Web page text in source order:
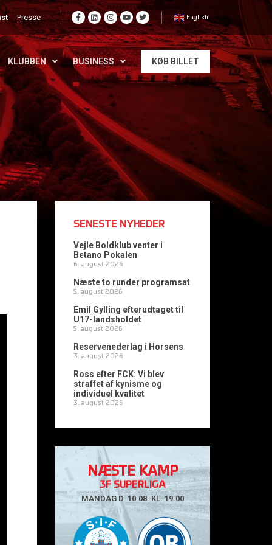
Presse English
KLUBBEN BUSINESS KØB BILLET
SENESTE NYHEDER
Vejle Boldklub venter i
Betano Pokalen
6. august 2026
Næste to runder programsat
5. august 2026
Emil Gylling efterudtaget til
U17-landsholdet
5. august 2026
Reservenederlag i Horsens
3. august 2026
Ross efter FCK: Vi blev
straffet af kynisme og
individuel kvalitet
3. august 2026
NÆSTE KAMP
3F SUPERLIGA
MANDAG D. 10.08. KL. 19.00